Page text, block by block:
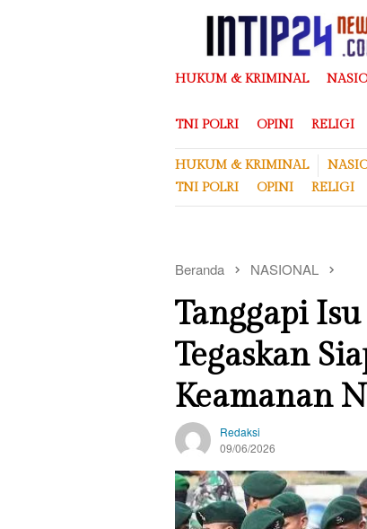
HUKUM & KRIMINAL
TNI POLRI OPINI RELIGI
HUKUM & KRIMINAL
TNI POLRI
OPINI RELIGI
Beranda NASIONAL
Tanggapi
Tegaskan
Keamanan
Redaksi
09/06/2026